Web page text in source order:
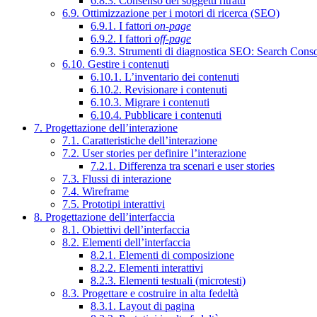
6.9. Ottimizzazione per i motori di ricerca (SEO)
6.9.1. I fattori on-page
6.9.2. I fattori off-page
6.9.3. Strumenti di diagnostica SEO: Search
6.10. Gestire i contenuti
6.10.1. L’inventario dei contenuti
6.10.2. Revisionare i contenuti
6.10.3. Migrare i contenuti
6.10.4. Pubblicare i contenuti
7. Progettazione dell’interazione
7.1. Caratteristiche dell’interazione
7.2. User stories per definire l’interazione
7.2.1. Differenza tra scenari e user stories
7.3. Flussi di interazione
7.4. Wireframe
7.5. Prototipi interattivi
8. Progettazione dell’interfaccia
8.1. Obiettivi dell’interfaccia
8.2. Elementi dell’interfaccia
8.2.1. Elementi di composizione
8.2.2. Elementi interattivi
8.2.3. Elementi testuali (microtesti)
8.3. Progettare e costruire in alta fedeltà
8.3.1. Layout di pagina